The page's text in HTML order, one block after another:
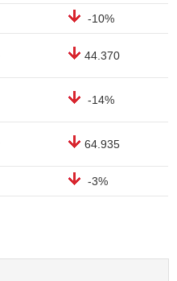
-10%
44.370
-14%
64.935
-3%